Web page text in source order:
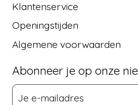
Klantenservice
Openingstijden
Algemene voorwaarden
Abonneer je op onze